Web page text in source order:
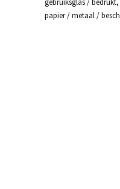
gebruiksglas /
papier / metaal /